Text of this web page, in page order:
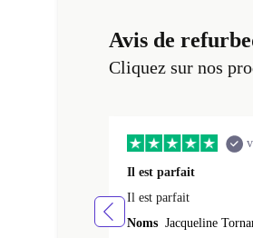
Avis de
Cliquez sur nos
Il est parfait
Il est parfait
Noms Jacqueline